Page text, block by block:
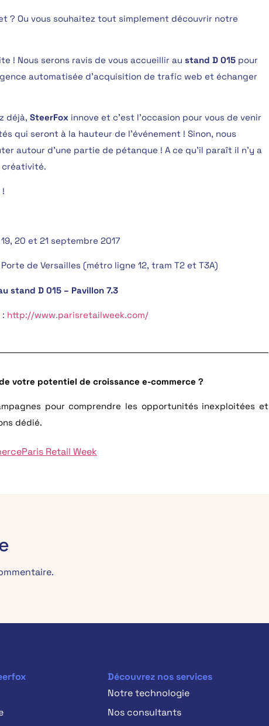
? Ou vous souhaitez tout simplement découvrir notre
! Nous serons ravis de vous accueillir au stand D 015 pour
automatisée d’acquisition de trafic web et échanger
déjà, SteerFox innove et c’est l’occasion pour vous de venir
qui seront à la hauteur de l’événement ! Sinon, nous
autour d’une partie de pétanque ! A ce qu’il paraît il n’y a
créativité.
20 et 21 septembre 2017
de Versailles (métro ligne 12, tram T2 et T3A)
stand D 015 – Pavillon 7.3
http://www.parisretailweek.com/
votre potentiel de croissance e-commerce ?
pour comprendre les opportunités inexploitées et
dédié.
Paris Retail Week
Découvrez nos services
Notre technologie
Nos consultants